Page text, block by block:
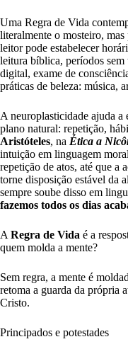
Uma Regra de Vida
literalmente o mosteiro,
leitor pode estabelecer
leitura bíblica, períodos
digital, exame de
práticas de beleza: música,
A neuroplasticidade ajuda
plano natural: repetição,
Aristóteles, na Ética a
intuição em linguagem
repetição de atos, até que a
torne disposição estável da
sempre soube disso em
fazemos todos os dias
A Regra de Vida é a
quem molda a mente?
Sem regra, a mente é
retoma a guarda da própria
Cristo.
Principados e potestades